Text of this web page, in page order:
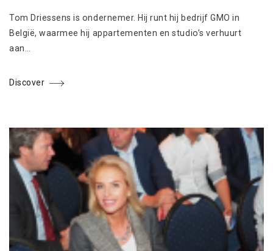
Tom Driessens is ondernemer. Hij runt hij bedrijf GMO in
België, waarmee hij appartementen en studio’s verhuurt
aan…
Discover